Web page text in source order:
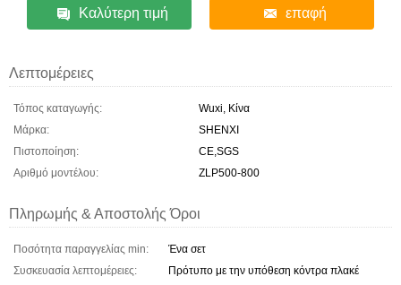
Καλύτερη τιμή επαφή
Λεπτομέρειες
Τόπος καταγωγής:
Wuxi, Κίνα
Μάρκα:
SHENXI
Πιστοποίηση:
CE,SGS
Αριθμό μοντέλου:
ZLP500-800
Πληρωμής & Αποστολής Όροι
Ποσότητα παραγγελίας min:
Ένα σετ
Συσκευασία λεπτομέρειες:
Πρότυπο με την υπόθεση κόντρα πλακέ